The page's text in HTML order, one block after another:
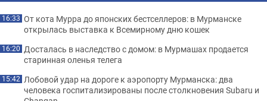
16:33 От кота Мурра до японских бестселлеров: в Мурманске
открылась выставка к Всемирному дню кошек
16:20 Досталась в наследство с домом: в Мурмашах продается
старинная оленья телега
15:42 Лобовой удар на дороге к аэропорту Мурманска: два
человека госпитализированы после столкновения Subaru и